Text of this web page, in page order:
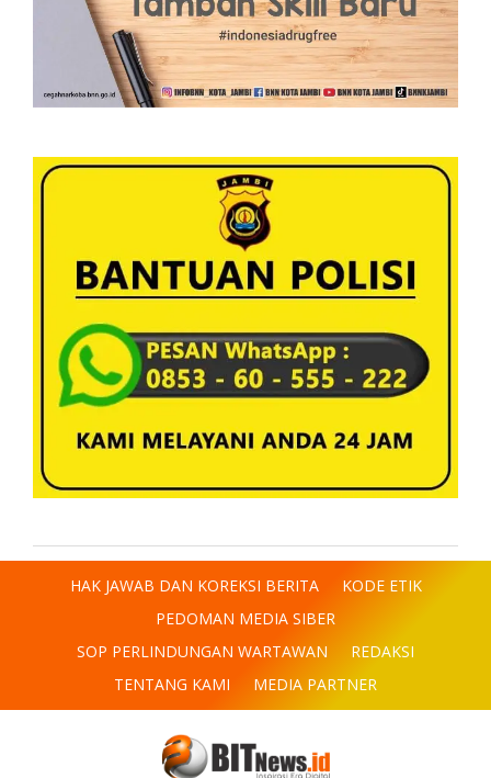
HAK JAWAB DAN KOREKSI BERITA
KODE ETIK
PEDOMAN MEDIA SIBER
SOP PERLINDUNGAN WARTAWAN
REDAKSI
TENTANG KAMI
MEDIA PARTNER